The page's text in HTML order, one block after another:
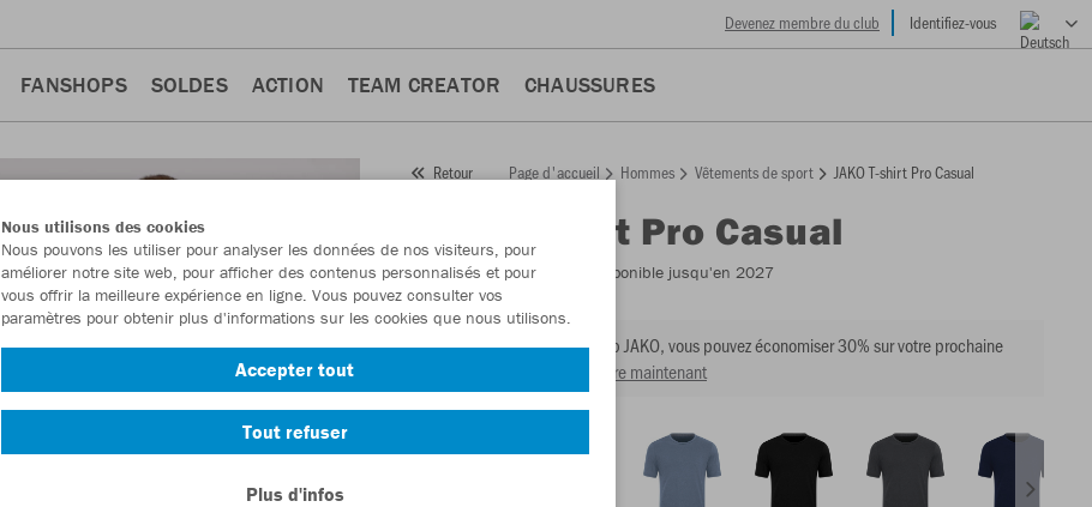
Devenez membre du club Identifiez-vous
FANSHOPS SOLDES ACTION TEAM CREATOR CHAUSSURES
Retour Page d'accueil Hommes Vêtements de sport JAKO T-shirt Pro Casual
T-shirt Pro Casual
Numéro d’article: - Disponible jusqu'en 2027
En tant que membre du club JAKO, vous pouvez économiser 30% sur votre prochaine
Devenir membre maintenant
Nous utilisons des cookies
Nous pouvons les utiliser pour analyser les données de nos visiteurs, pour
améliorer notre site web, pour afficher des contenus personnalisés et pour
vous offrir la meilleure expérience en ligne. Vous pouvez consulter vos
paramètres pour obtenir plus d'informations sur les cookies que nous utilisons.
Accepter tout
Tout refuser
Plus d'infos